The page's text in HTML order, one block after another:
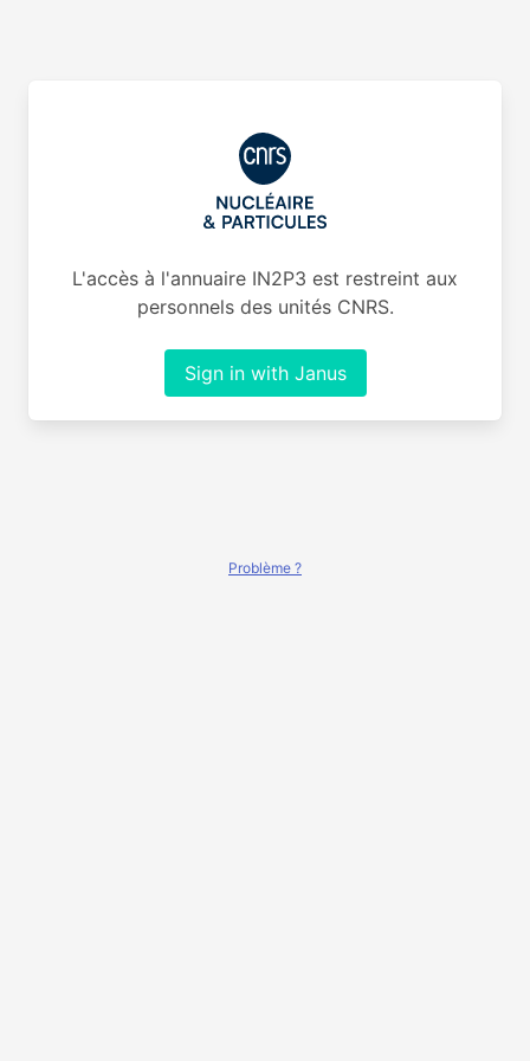
L'accès à l'annuaire IN2P3 est restreint aux
personnels des unités CNRS.
Sign in with Janus
Problème ?